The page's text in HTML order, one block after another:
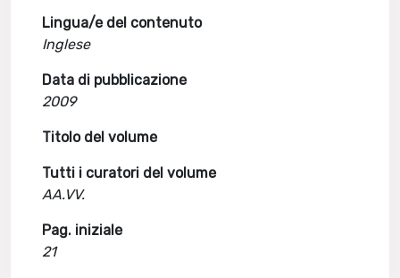
Lingua/e del contenuto
Inglese
Data di pubblicazione
2009
Titolo del volume
Tutti i curatori del volume
AA.VV.
Pag. iniziale
21